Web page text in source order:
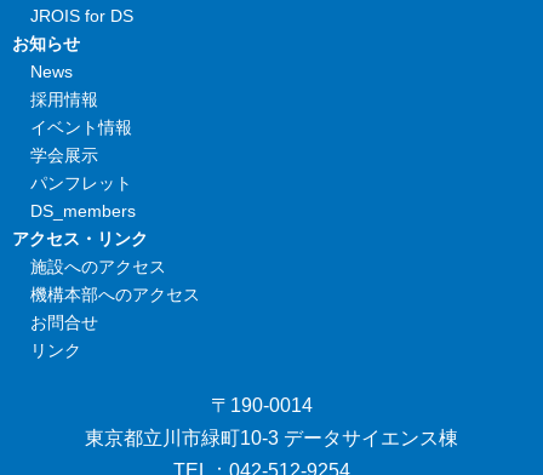
JROIS for DS
お知らせ
News
採用情報
イベント情報
学会展示
パンフレット
DS_members
アクセス・リンク
施設へのアクセス
機構本部へのアクセス
お問合せ
リンク
〒190-0014
東京都立川市緑町10-3 データサイエンス棟
TEL：042-512-9254